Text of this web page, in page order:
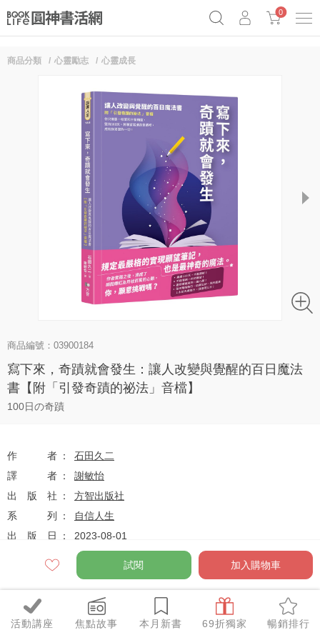
Netflix話題章魚小說！
0
活動講座 焦點故事 本月新書 69折獨家 暢銷排行
商品分類 心靈勵志 心靈成長
next
商品編號：03900184
寫下來，奇蹟就會發生：讓人改變與覺醒的百日魔法
書【附「引發奇蹟的祕法」音檔】
100日の奇蹟
作者
石田久二
譯者
謝敏怡
出版社
方智出版社
系列
自信人生
出版日
2023-08-01
定價 $360
優惠價 79折$284元
試閱 加入購物車